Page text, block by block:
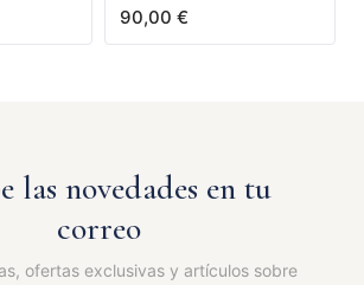
90,00 €
las novedades en tu
correo
ofertas exclusivas y artículos sobre